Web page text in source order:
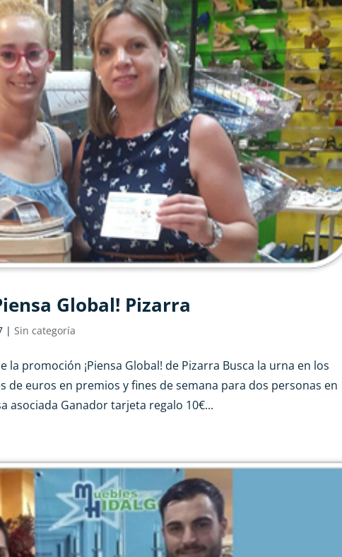
Global! Pizarra
|Sin categoría
la promoción ¡Piensa Global! de Pizarra Busca la urna en los
de euros en premios y fines de semana para dos personas en
asociada Ganador tarjeta regalo 10€...